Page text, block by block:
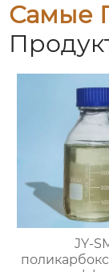
Самые
JY-